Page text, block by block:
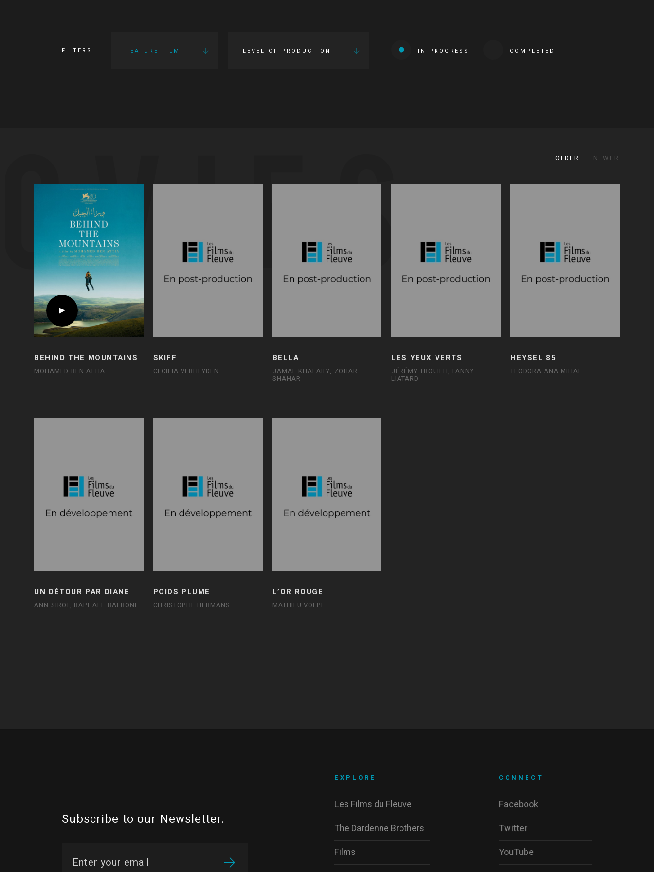
FILTERS FEATURE FILM LEVEL OF PRODUCTION IN PROGRESS COMPLETED
OLDER NEWER
BEHIND THE MOUNTAINS
MOHAMED BEN ATTIA
SKIFF
CECILIA VERHEYDEN
BELLA
JAMAL KHALAILY, ZOHAR
SHAHAR
LES YEUX VERTS
JÉRÉMY TROUILH, FANNY
LIATARD
HEYSEL 85
TEODORA ANA MIHAI
UN DÉTOUR PAR DIANE
ANN SIROT, RAPHAËL BALBONI
POIDS PLUME
CHRISTOPHE HERMANS
L’OR ROUGE
MATHIEU VOLPE
Subscribe to our Newsletter.
CONNECT
Facebook
Twitter
YouTube
EXPLORE
Les Films du Fleuve
The Dardenne Brothers
Films